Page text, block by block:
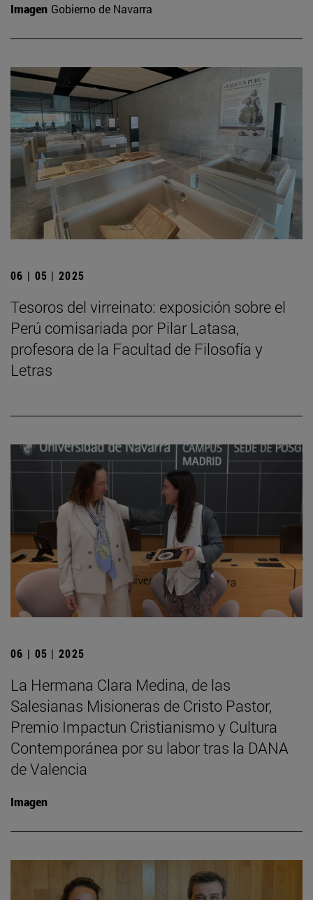
Imagen Gobierno de Navarra
06 | 05 | 2025
Tesoros del virreinato: exposición sobre el
Perú comisariada por Pilar Latasa,
profesora de la Facultad de Filosofía y
Letras
06 | 05 | 2025
La Hermana Clara Medina, de las
Salesianas Misioneras de Cristo Pastor,
Premio Impactun Cristianismo y Cultura
Contemporánea por su labor tras la DANA
de Valencia
Imagen